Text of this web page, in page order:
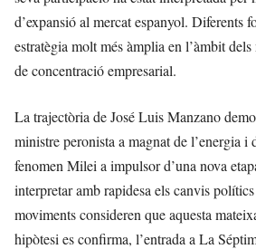
d’expansió al mercat espanyol. Diferents
estratègia molt més àmplia en l’àmbit
de concentració empresarial.
La trajectòria de José Luis Manzano
ministre peronista a magnat de l’energia
fenomen Milei a impulsor d’una nova
interpretar amb rapidesa els canvis
moviments consideren que aquesta
hipòtesi es confirma, l’entrada a La